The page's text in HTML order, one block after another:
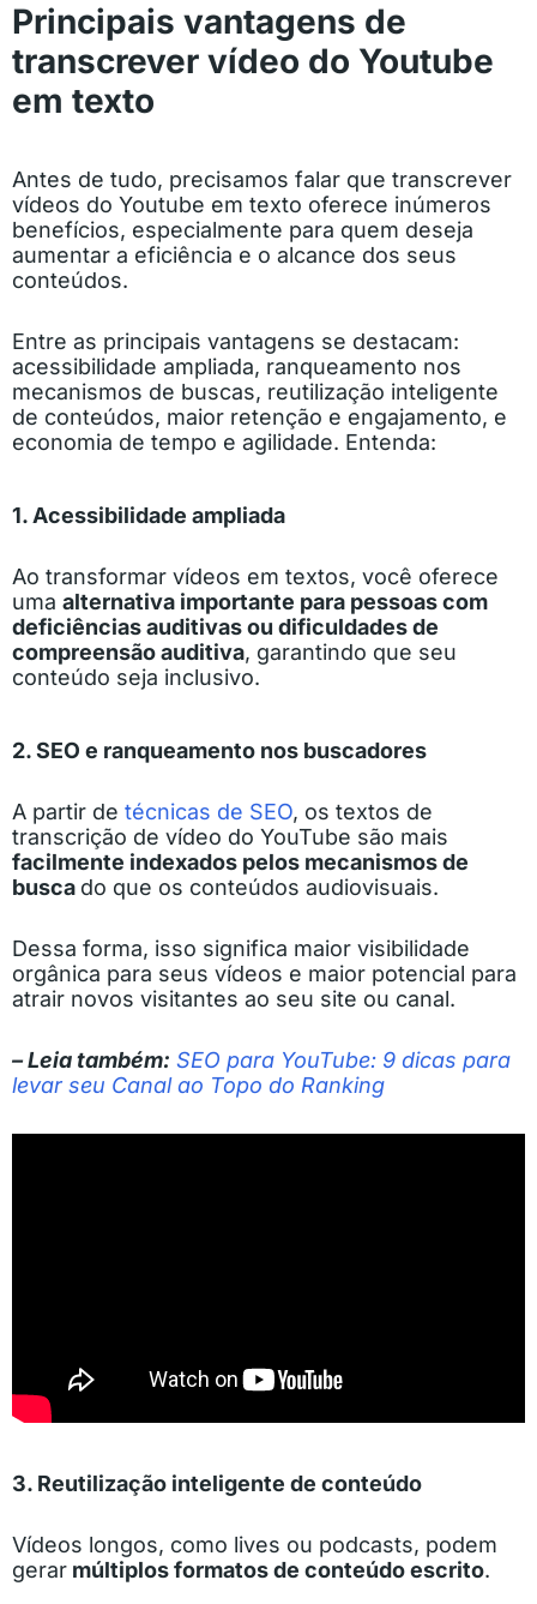
Principais vantagens de
transcrever vídeo do Youtube
em texto
Antes de tudo, precisamos falar que transcrever
vídeos do Youtube em texto oferece inúmeros
benefícios, especialmente para quem deseja
aumentar a eficiência e o alcance dos seus
conteúdos.
Entre as principais vantagens se destacam:
acessibilidade ampliada, ranqueamento nos
mecanismos de buscas, reutilização inteligente
de conteúdos, maior retenção e engajamento, e
economia de tempo e agilidade. Entenda:
1. Acessibilidade ampliada
Ao transformar vídeos em textos, você oferece
uma alternativa importante para pessoas com
deficiências auditivas ou dificuldades de
compreensão auditiva, garantindo que seu
conteúdo seja inclusivo.
2. SEO e ranqueamento nos buscadores
A partir de técnicas de SEO, os textos de
transcrição de vídeo do YouTube são mais
facilmente indexados pelos mecanismos de
busca do que os conteúdos audiovisuais.
Dessa forma, isso significa maior visibilidade
orgânica para seus vídeos e maior potencial para
atrair novos visitantes ao seu site ou canal.
– Leia também: SEO para YouTube: 9 dicas para
levar seu Canal ao Topo do Ranking
3. Reutilização inteligente de conteúdo
Vídeos longos, como lives ou podcasts, podem
gerar múltiplos formatos de conteúdo escrito.